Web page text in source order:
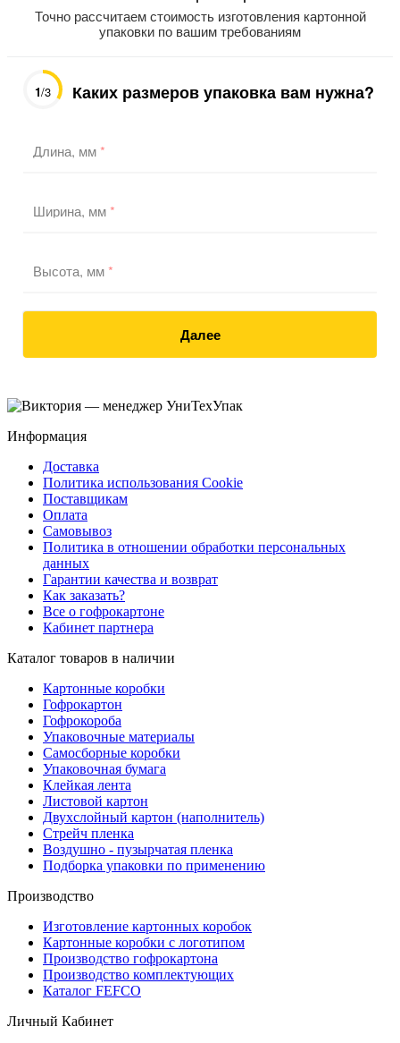
Точно рассчитаем стоимость изготовления картонной
упаковки по вашим требованиям
1/3 Каких размеров упаковка вам нужна?
Длина, мм*
Ширина, мм*
Высота, мм*
Далее
Информация
Доставка
Политика использования Cookie
Поставщикам
Оплата
Самовывоз
Политика в отношении обработки персональных
данных
Гарантии качества и возврат
Как заказать?
Все о гофрокартоне
Кабинет партнера
Каталог товаров в наличии
Картонные коробки
Гофрокартон
Гофрокороба
Упаковочные материалы
Самосборные коробки
Упаковочная бумага
Клейкая лента
Листовой картон
Двухслойный картон (наполнитель)
Стрейч пленка
Воздушно - пузырчатая пленка
Подборка упаковки по применению
Производство
Изготовление картонных коробок
Картонные коробки с логотипом
Производство гофрокартона
Производство комплектующих
Каталог FEFCO
Личный Кабинет